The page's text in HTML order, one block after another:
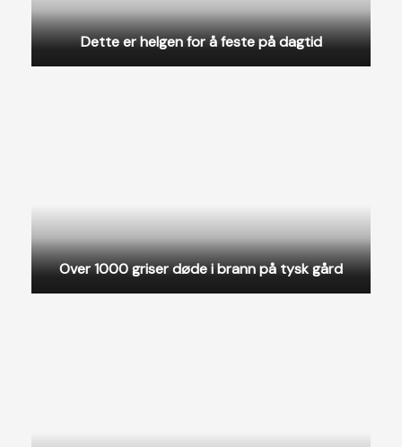
Dette er helgen for å feste på dagtid
Over 1000 griser døde i brann på tysk gård